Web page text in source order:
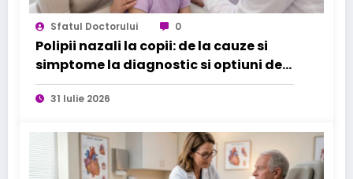
Sfatul Doctorului 0
Polipii nazali la copii: de la cauze si
simptome la diagnostic si optiuni de
tratament
31 Iulie 2026